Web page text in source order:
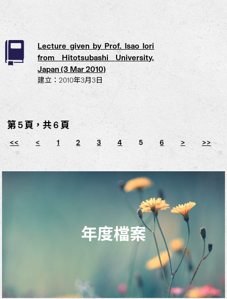
Lecture given by Prof. Isao Iori
from Hitotsubashi University,
Japan (3 Mar 2010)
建立：2010年3月3日
第 5 頁，共 6 頁
<< < 1 2 3 4 5 6 > >>
年度檔案